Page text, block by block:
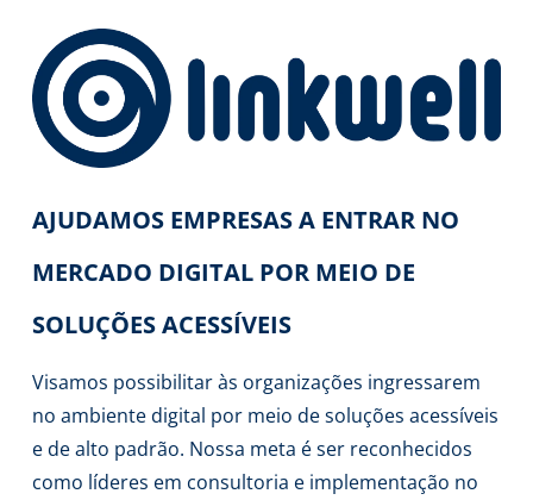
AJUDAMOS EMPRESAS A ENTRAR NO
MERCADO DIGITAL POR MEIO DE
SOLUÇÕES ACESSÍVEIS
Visamos possibilitar às organizações ingressarem
no ambiente digital por meio de soluções acessíveis
e de alto padrão. Nossa meta é ser reconhecidos
como líderes em consultoria e implementação no